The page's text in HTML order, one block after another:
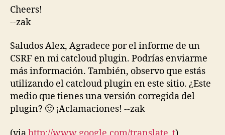
Cheers!
--zak
Saludos Alex, Agradece por el informe de un
CSRF en mi catcloud plugin. Podrías enviarme
más información. También, observo que estás
utilizando el catcloud plugin en este sitio. ¿Este
medio que tienes una versión corregida del
plugin? 🙂 ¡Aclamaciones! --zak